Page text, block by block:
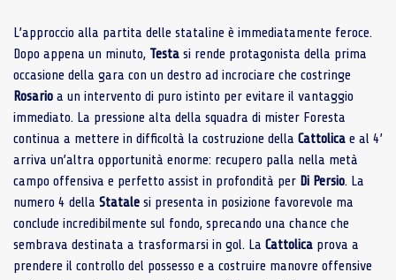
L’approccio alla partita delle stataline è immediatamente feroce.
Dopo appena un minuto, Testa si rende protagonista della prima
occasione della gara con un destro ad incrociare che costringe
Rosario a un intervento di puro istinto per evitare il vantaggio
immediato. La pressione alta della squadra di mister Foresta
continua a mettere in difficoltà la costruzione della Cattolica e al 4’
arriva un’altra opportunità enorme: recupero palla nella metà
campo offensiva e perfetto assist in profondità per Di Persio. La
numero 4 della Statale si presenta in posizione favorevole ma
conclude incredibilmente sul fondo, sprecando una chance che
sembrava destinata a trasformarsi in gol. La Cattolica prova a
prendere il controllo del possesso e a costruire manovre offensive